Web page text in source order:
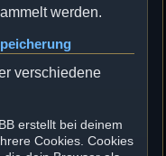
werden.
verschiedene
erstellt bei deinem
Cookies. Cookies